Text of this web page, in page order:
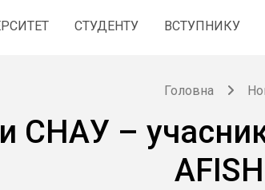
СТУДЕНТУ ВСТУПНИКУ
Головна
СНАУ –